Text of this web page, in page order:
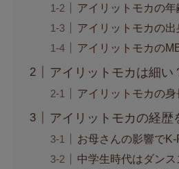
アイリットモカの年
アイリットモカの出
アイリットモカの
アイリットモカは細い
アイリットモカの身
アイリットモカの経歴
お母さんの影響で
中学生時代はダン